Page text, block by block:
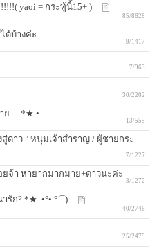
yaoi = กระทู้นี้15+ )
85/8628
ด้บ้างค่ะ
9/1417
7/963
30/2202
ย …*★.•
13/555
ดาว " หนุ่มเจ้าสำราญ / ผู้ชายกระ
7/1227
จ้า หายากมากมาย+ดาวนะค่ะ
3/1272
รัก? *★ .•°•.°´¯)
40/2746
25/2479